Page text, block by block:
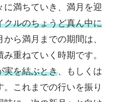
満ちていき、満月を迎
クルのちょうど真ん中に
から満月までの期間は、
重ねていく時期です。
実を結ぶとき 、もしくは
。これまでの行いを振り